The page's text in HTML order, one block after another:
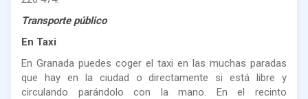
Transporte público
En Taxi
En Granada puedes coger el taxi en las muchas paradas
que hay en la ciudad o directamente si está libre y
circulando parándolo con la mano. En el recinto